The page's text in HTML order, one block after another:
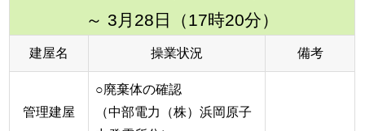
～ 3月28日（17時20分）
建屋名 操業状況 備考
管理建屋
○廃棄体の確認
（中部電力（株）浜岡原子